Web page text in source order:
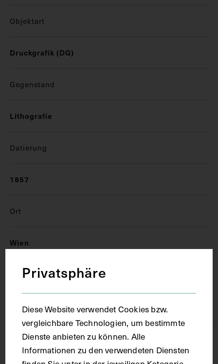
Objektart
Druckgrafik (DG)
Gegenstand
Lithografie
Datierung
1857
Ort
Wien
Material
Karton
Technik
Privatsphäre
Diese Website verwendet Cookies bzw.
vergleichbare Technologien, um bestimmte
Dienste anbieten zu können. Alle
Informationen zu den verwendeten Diensten